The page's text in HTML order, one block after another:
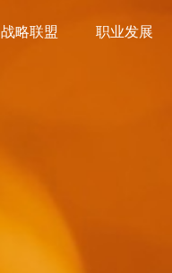
战略联盟 职业发展